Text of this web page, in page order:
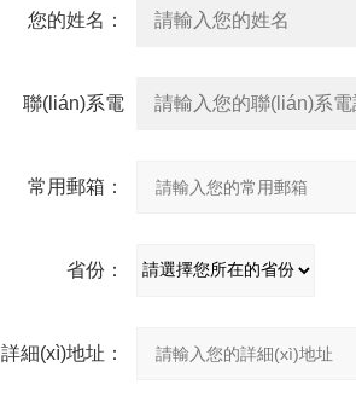
您的姓名：
聯(lián)系電
常用郵箱：
省份：
詳細(xì)地址：